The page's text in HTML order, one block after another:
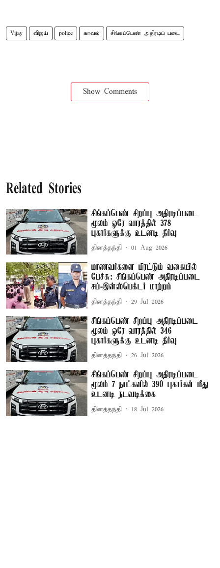
Vijay விஜய் police காவல் சிங்கப்பெண் அதிரடிப் படை
Show Comments
Related Stories
சிங்கப்பெண் சிறப்பு அதிரடிப்படை
மூலம் ஒரே வாரத்தில் 378
புகார்களுக்கு உடனடி தீர்வு
தினத்தந்தி 01 Aug 2026
மாணவர்களை மிரட்டும் வகையில்
பேச்சு: சிங்கப்பெண் அதிரடிப்படை
சப்-இன்ஸ்பெக்டர் மாற்றம்
தினத்தந்தி 29 Jul 2026
சிங்கப்பெண் சிறப்பு அதிரடிப்படை
மூலம் ஒரே வாரத்தில் 346
புகார்களுக்கு உடனடி தீர்வு
தினத்தந்தி 26 Jul 2026
சிங்கப்பெண் சிறப்பு அதிரடிப்படை
மூலம் 7 நாட்களில் 390 புகார்கள் மீது
உடனடி நடவடிக்கை
தினத்தந்தி 18 Jul 2026